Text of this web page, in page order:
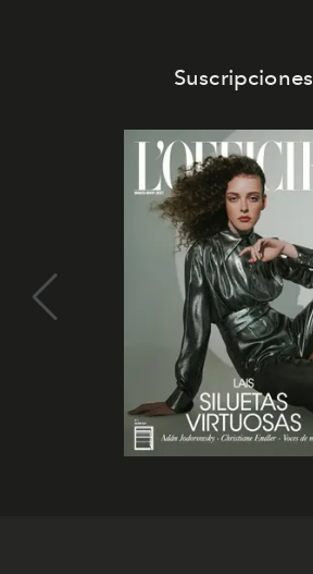
Suscripciones